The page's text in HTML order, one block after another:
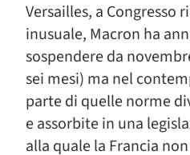
Versailles, a Congresso
inusuale, Macron ha
sospendere da
sei mesi) ma nel
parte di quelle norme
e assorbite in una
alla quale la Francia